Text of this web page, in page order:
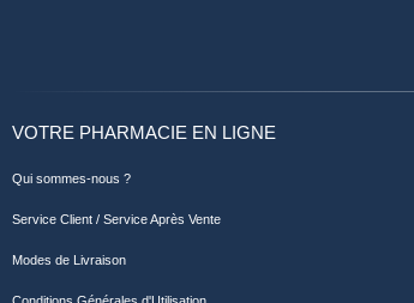
VOTRE PHARMACIE EN LIGNE
Qui sommes-nous ?
Service Client / Service Après Vente
Modes de Livraison